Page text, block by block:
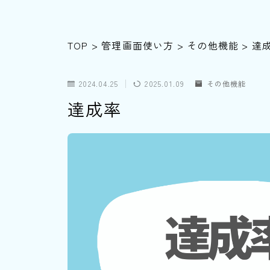
TOP >管理画面使い方 > その他機能 > 達
2024.04.25 2025.01.09 その他機能
達成率